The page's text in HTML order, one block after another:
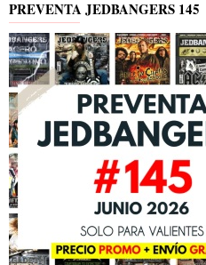
PREVENTA JEDBANGERS 145